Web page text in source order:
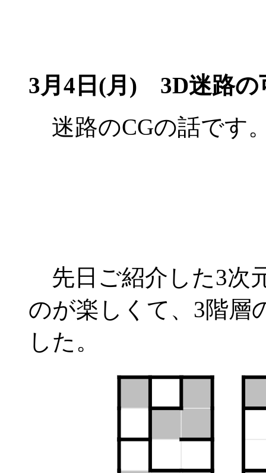
3月4日(月) 3D迷路の
迷路のCGの話です
先日ご紹介した3次
のが楽しくて、3階層
した。